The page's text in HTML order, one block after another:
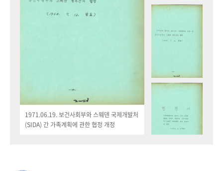
1971.06.19. 보건사회부와 스웨덴 국제개발처
(SIDA) 간 가족계획에 관한 협정 개정